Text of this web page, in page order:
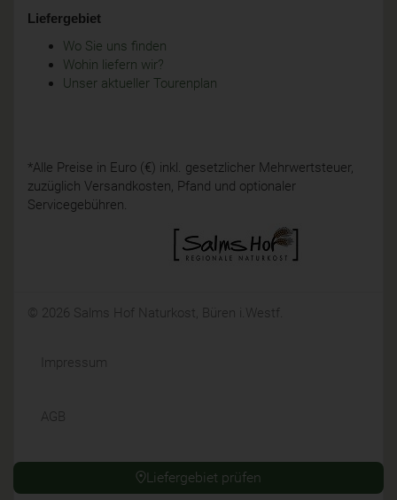
Liefergebiet prüfen
Liefergebiet
Wo Sie uns finden
Wohin liefern wir?
Unser aktueller Tourenplan
*Alle Preise in Euro (€) inkl. gesetzlicher Mehrwertsteuer,
zuzüglich Versandkosten, Pfand und optionaler
Servicegebühren.
© 2026 Salms Hof Naturkost, Büren i.Westf.
Impressum
AGB